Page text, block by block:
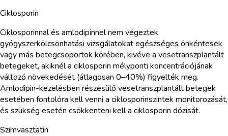
Ciklosporin
Ciklosporinnal és amlodipinnel nem végeztek
gyógyszerkölcsönhatási vizsgálatokat egészséges önkéntesek
vagy más betegcsoportok körében, kivéve a vesetranszplantált
betegeket, akiknél a ciklosporin mélyponti koncentrációjának
változó növekedését (átlagosan 0–40%) figyelték meg.
Amlodipin-kezelésben részesülő vesetranszplantált betegek
esetében fontolóra kell venni a ciklosporinszintek monitorozását,
és szükség esetén csökkenteni kell a ciklosporin dózisát.
Szimvasztatin